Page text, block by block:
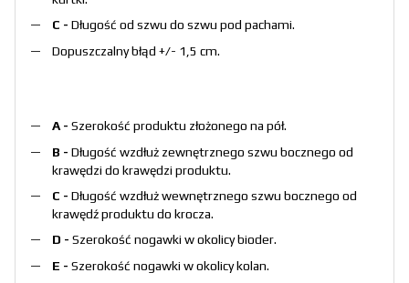
C - Długość od szwu do szwu pod pachami.
Dopuszczalny błąd +/- 1,5 cm.
A - Szerokość produktu złożonego na pół.
B - Długość wzdłuż zewnętrznego szwu bocznego od
krawędzi do krawędzi produktu.
C - Długość wzdłuż wewnętrznego szwu bocznego od
krawędź produktu do krocza.
D - Szerokość nogawki w okolicy bioder.
E - Szerokość nogawki w okolicy kolan.